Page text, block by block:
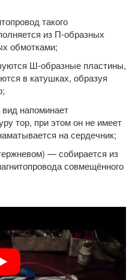
такого
из П-образных
обмотками;
Ш-образные пластины,
в катушках, образуя
напоминает
тор, при этом он не имеет
на сердечник;
— собирается из
совмещённого